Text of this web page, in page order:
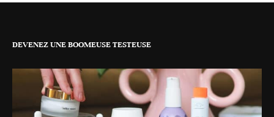
DEVENEZ UNE BOOMEUSE TESTEUSE